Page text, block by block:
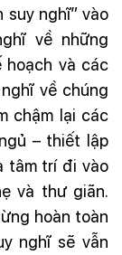
suy nghĩ” vào
về những
hoạch và các
về chúng
chậm lại các
– thiết lập
tâm trí đi vào
và thư giãn.
hoàn toàn
nghĩ sẽ vẫn